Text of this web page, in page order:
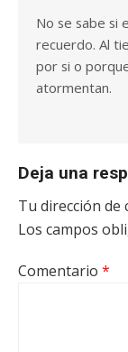
No se sabe si
recuerdo. Al
por si o
atormentan.
Deja una
Tu dirección de
Los campos
Comentario *